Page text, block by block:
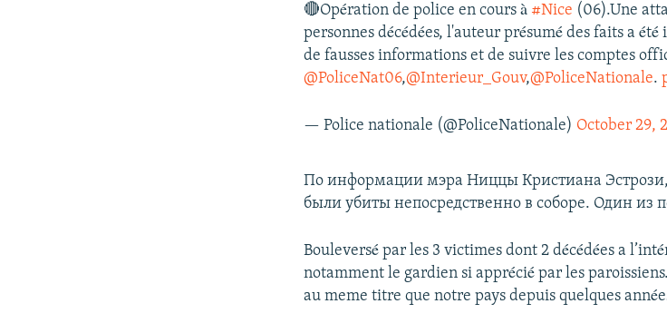
🔴Opération de police en cours à #Nice (06).Une
personnes décédées, l'auteur présumé des faits a
de fausses informations et de suivre les comptes
@PoliceNat06,@Interieur_Gouv,@PoliceNationale.
— Police nationale (@PoliceNationale) October 29,
По информации мэра Ниццы Кристиана
были убиты непосредственно в соборе. Один из
Bouleversé par les 3 victimes dont 2 décédées a
notamment le gardien si apprécié par les paroissiens.
au meme titre que notre pays depuis quelques